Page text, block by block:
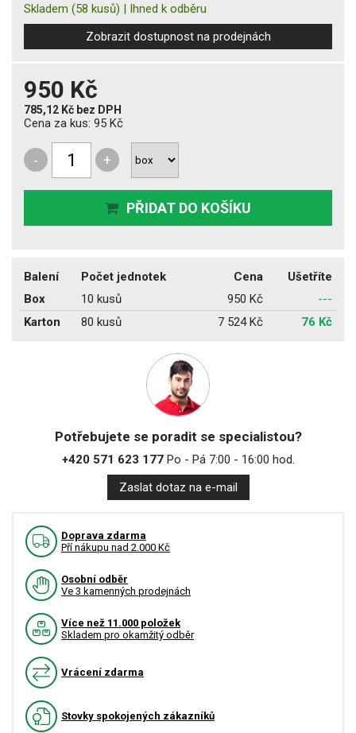
Skladem (58 kusů) | Ihned k odběru
Zobrazit dostupnost na prodejnách
950 Kč
785,12 Kč bez DPH
Cena za kus: 95 Kč
- +
PŘIDAT DO KOŠÍKU
Balení Počet jednotek Cena
Ušetříte
Box
10 kusů 950 Kč
---
Karton
80 kusů 7 524 Kč 76 Kč
Potřebujete se poradit se specialistou?
+420 571 623 177Po - Pá 7:00 - 16:00 hod.
Zaslat dotaz na e-mail
Doprava zdarma
Pří nákupu nad 2.000 Kč
Osobní odběr
Ve 3 kamenných prodejnách
Více než 11.000 položek
Skladem pro okamžitý odběr
Vrácení zdarma
Stovky spokojených zákazníků